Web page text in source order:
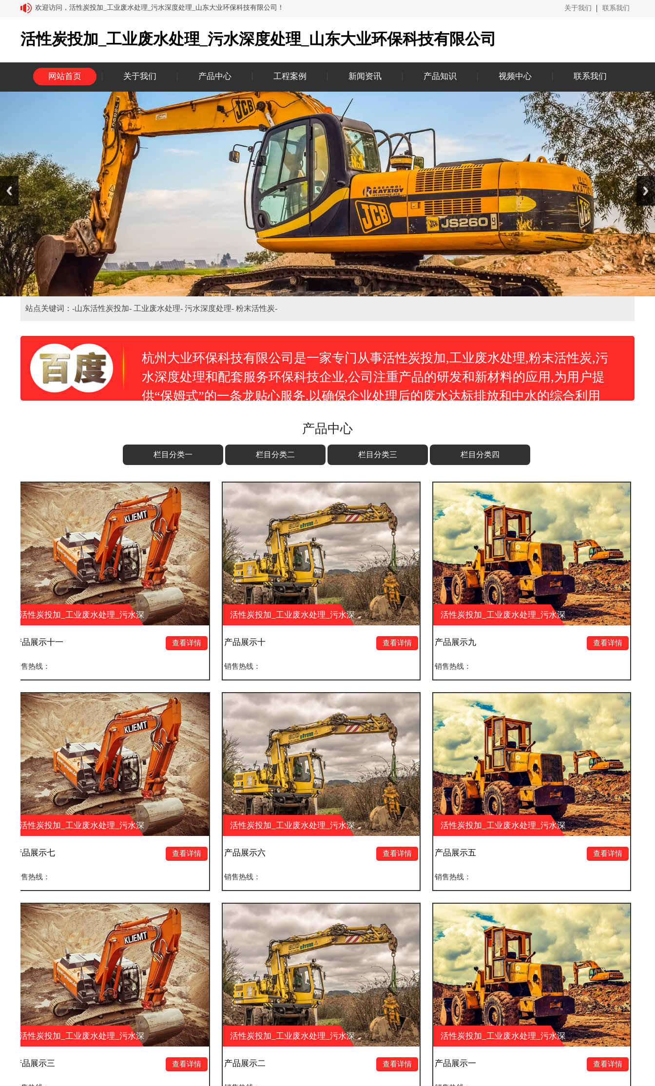
欢迎访问，活性炭投加_工业废水处理_污水深度处理_山东大业环保科技有限公司！ 关于我们 联系我们
活性炭投加_工业废水处理_污水深度处理_山东大业环保科技有限公司
网站首页 关于我们 产品中心 工程案例 新闻资讯 产品知识 视频中心 联系我们
站点关键词：-山东活性炭投加- 工业废水处理- 污水深度处理- 粉末活性炭-
杭州大业环保科技有限公司是一家专门从事活性炭投加,工业废水处理,粉末活性炭,污
水深度处理和配套服务环保科技企业,公司注重产品的研发和新材料的应用,为用户提
供“保姆式”的一条龙贴心服务.以确保企业处理后的废水达标排放和中水的综合利用
产品中心
栏目分类一 栏目分类二 栏目分类三 栏目分类四
水处理_污水深
科技有限公司
活性炭投加_工业废水处理_污水深
度处理_山东大业环保科技有限公司
产品展示十
活性炭投加_工业废水处理_污水深
度处理_山东大业环保科技有限公司
产品展示九
水处理_污水深
科技有限公司
活性炭投加_工业废水处理_污水深
度处理_山东大业环保科技有限公司
产品展示六
活性炭投加_工业废水处理_污水深
度处理_山东大业环保科技有限公司
产品展示五
水处理_污水深
科技有限公司
活性炭投加_工业废水处理_污水深
度处理_山东大业环保科技有限公司
产品展示二
活性炭投加_工业废水处理_污水深
度处理_山东大业环保科技有限公司
产品展示一
活性炭投加_工业废水
度处理_山东大业环保
产品展示十二
活性炭投加_工业废水
度处理_山东大业环保
产品展示八
活性炭投加_工业废水
度处理_山东大业环保
产品展示四